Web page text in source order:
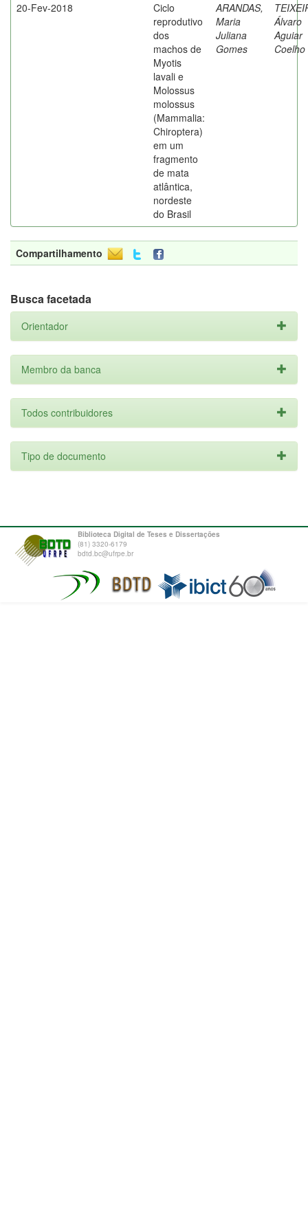
20-Fev-2018
Ciclo
reprodutivo
dos
machos de
Myotis
lavali e
Molossus
molossus
(Mammalia:
Chiroptera)
em um
fragmento
de mata
atlântica,
nordeste
do Brasil
ARANDAS,
Maria
Juliana
Gomes
Álvaro
Aguiar
Coelho
Compartilhamento
Busca facetada
Orientador
Membro da banca
Todos contribuidores
Tipo de documento
Biblioteca Digital de Teses e Dissertações
(81) 3320-6179
bdtd.bc@ufrpe.br